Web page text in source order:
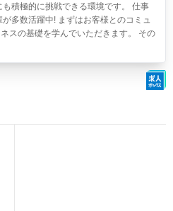
積極的に挑戦できる環境です。 仕事
多数活躍中! まずはお客様とのコミュ
スの基礎を学んでいただきます。 その